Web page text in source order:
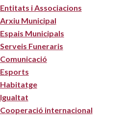
Entitats i Associacions
Arxiu Municipal
Espais Municipals
Serveis Funeraris
Comunicació
Esports
Habitatge
Igualtat
Cooperació internacional